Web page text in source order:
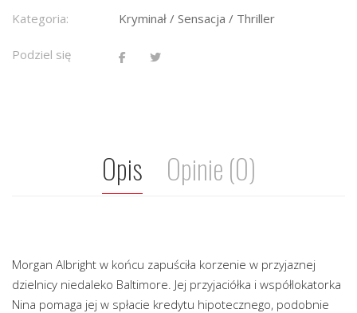
Kategoria: Kryminał / Sensacja / Thriller
Podziel się
Opis Opinie (0)
Morgan Albright w końcu zapuściła korzenie w przyjaznej
dzielnicy niedaleko Baltimore. Jej przyjaciółka i współlokatorka
Nina pomaga jej w spłacie kredytu hipotecznego, podobnie